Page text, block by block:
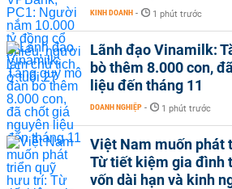
KINH DOANH - 1 phút trước
Lãnh đạo Vinamilk:
bò thêm 8.000 con,
liệu đến tháng 11
DOANH NGHIỆP - 1 phút trước
Việt Nam muốn phát
Từ tiết kiệm gia đình
vốn dài hạn và kinh